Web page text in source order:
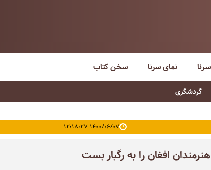
گردشگری
نمای سرنا سخن کتاب
۱۴۰۰/۰۶/۰۷ ۱۲:۱۸:۲۷
افغان را به رگبار بست